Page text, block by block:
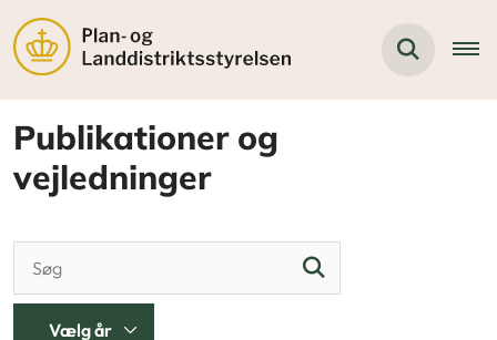
Publikationer og
vejledninger